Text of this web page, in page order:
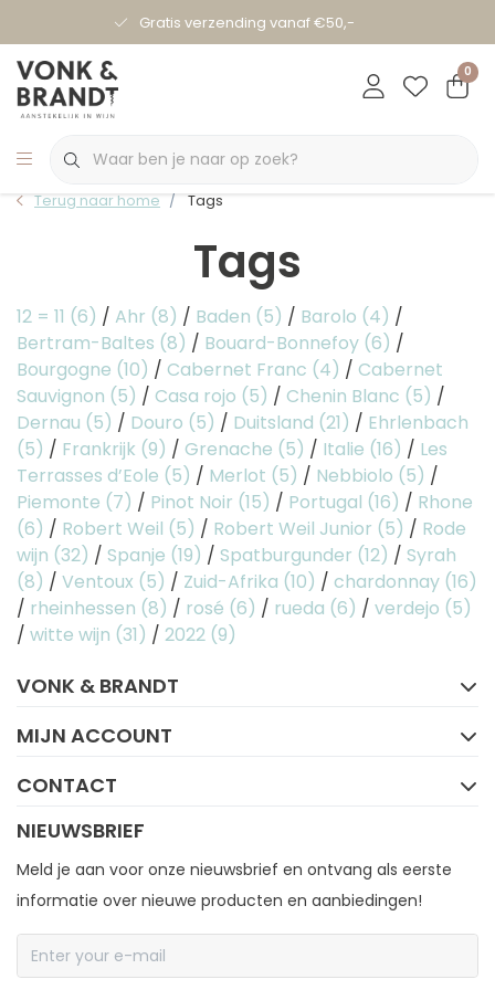
Gratis verzending vanaf €50,-
0
Terug naar home Tags
Tags
12 = 11 (6) / Ahr (8) / Baden (5) / Barolo (4) /
Bertram-Baltes (8) / Bouard-Bonnefoy (6) /
Bourgogne (10) / Cabernet Franc (4) / Cabernet
Sauvignon (5) / Casa rojo (5) / Chenin Blanc (5) /
Dernau (5) / Douro (5) / Duitsland (21) / Ehrlenbach
(5) / Frankrijk (9) / Grenache (5) / Italie (16) / Les
Terrasses d’Eole (5) / Merlot (5) / Nebbiolo (5) /
Piemonte (7) / Pinot Noir (15) / Portugal (16) / Rhone
(6) / Robert Weil (5) / Robert Weil Junior (5) / Rode
wijn (32) / Spanje (19) / Spatburgunder (12) / Syrah
(8) / Ventoux (5) / Zuid-Afrika (10) / chardonnay (16)
/ rheinhessen (8) / rosé (6) / rueda (6) / verdejo (5)
/ witte wijn (31) / 2022 (9)
VONK & BRANDT
MIJN ACCOUNT
CONTACT
NIEUWSBRIEF
Meld je aan voor onze nieuwsbrief en ontvang als eerste
informatie over nieuwe producten en aanbiedingen!